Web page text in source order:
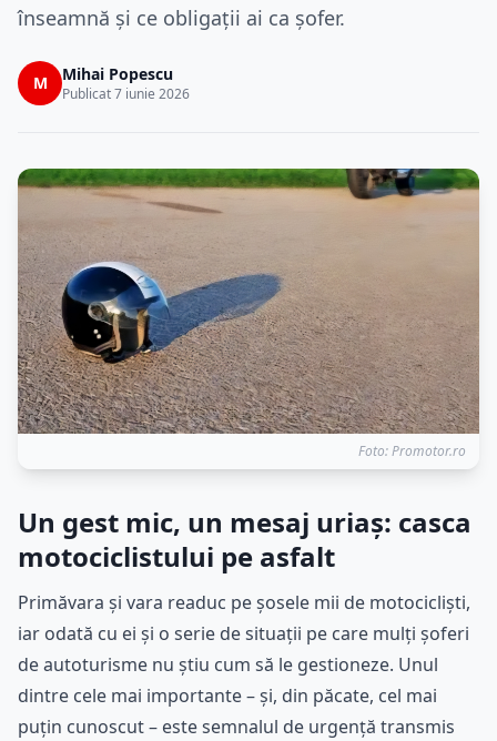
înseamnă și ce obligații ai ca șofer.
M Mihai Popescu
Publicat 7 iunie 2026
Foto: Promotor.ro
Un gest mic, un mesaj uriaș: casca
motociclistului pe asfalt
Primăvara și vara readuc pe șosele mii de motocicliști,
iar odată cu ei și o serie de situații pe care mulți șoferi
de autoturisme nu știu cum să le gestioneze. Unul
dintre cele mai importante – și, din păcate, cel mai
puțin cunoscut – este semnalul de urgență transmis